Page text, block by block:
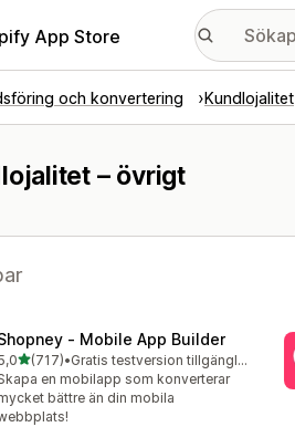
App Store
och konvertering Kundlojalitet
– övrigt
‑ Mobile App Builder
av 5 stjärnor
(717)
recensioner totalt
•
Gratis testversion tillgänglig
en mobilapp som konverterar
bättre än din mobila